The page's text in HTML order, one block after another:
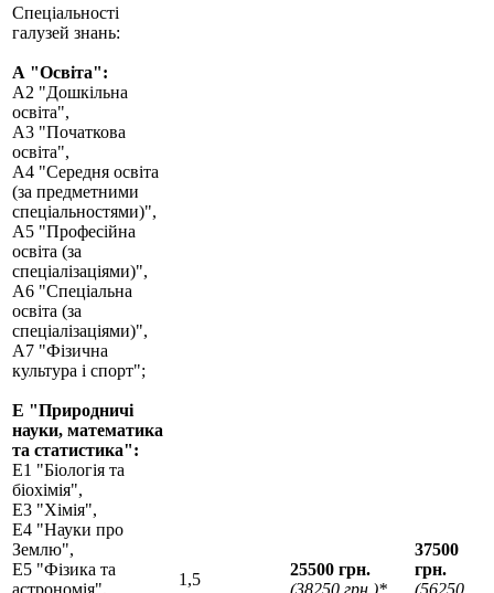
Спеціальності
галузей знань:
А "Освіта":
А2 "Дошкільна
освіта",
А3 "Початкова
освіта",
А4 "Середня освіта
(за предметними
спеціальностями)",
А5 "Професійна
освіта (за
спеціалізаціями)",
А6 "Спеціальна
освіта (за
спеціалізаціями)",
А7 "Фізична
культура і спорт";
Е "Природничі
науки, математика
та статистика":
Е1 "Біологія та
біохімія",
Е3 "Хімія",
Е4 "Науки про
Землю",
Е5 "Фізика та
астрономія",
1,5
25500 грн.
(38250 грн.)*
37500
грн.
(56250